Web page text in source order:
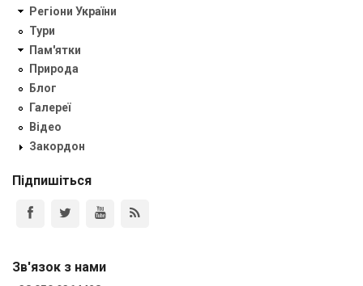
Регіони України
Тури
Пам'ятки
Природа
Блог
Галереї
Відео
Закордон
Підпишіться
Зв'язок з нами